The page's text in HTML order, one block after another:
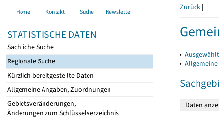
Home Kontakt Suche Newsletter
STATISTISCHE DATEN
Sachliche Suche
Regionale Suche
Kürzlich bereitgestellte Daten
Allgemeine Angaben, Zuordnungen
Gebietsveränderungen,
Änderungen zum Schlüsselverzeichnis
Zurück |
▸
▸